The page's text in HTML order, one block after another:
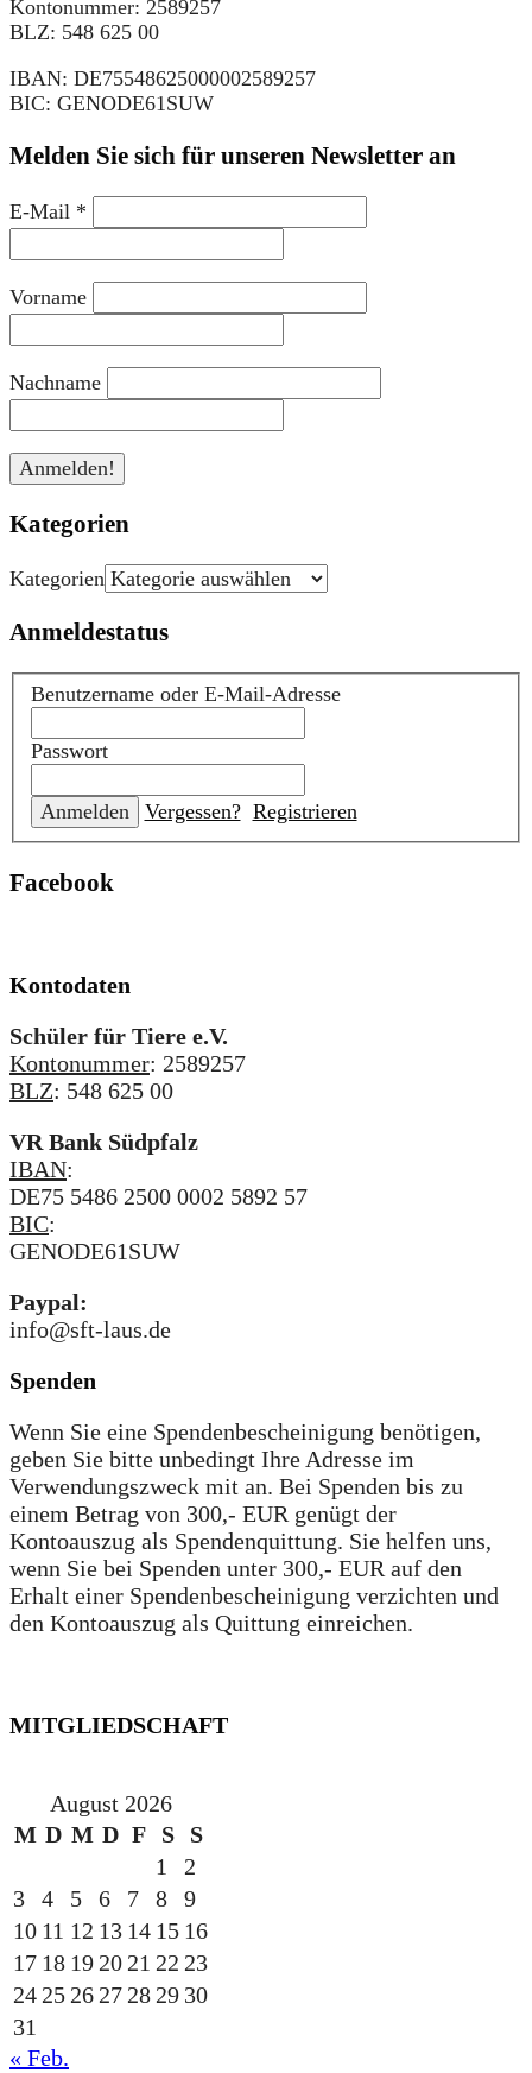
Kontonummer: 2589257
BLZ: 548 625 00
IBAN: DE75548625000002589257
BIC: GENODE61SUW
Melden Sie sich für unseren Newsletter an
E-Mail *
Vorname
Nachname
Kategorien
Kategorien
Anmeldestatus
Benutzername oder E-Mail-Adresse
Passwort
Vergessen? Registrieren
Facebook
Kontodaten
Schüler für Tiere e.V.
Kontonummer: 2589257
BLZ: 548 625 00
VR Bank Südpfalz
IBAN:
DE75 5486 2500 0002 5892 57
BIC:
GENODE61SUW
Paypal:
info@sft-laus.de
Spenden
Wenn Sie eine Spendenbescheinigung benötigen,
geben Sie bitte unbedingt Ihre Adresse im
Verwendungszweck mit an. Bei Spenden bis zu
einem Betrag von 300,- EUR genügt der
Kontoauszug als Spendenquittung. Sie helfen uns,
wenn Sie bei Spenden unter 300,- EUR auf den
Erhalt einer Spendenbescheinigung verzichten und
den Kontoauszug als Quittung einreichen.
MITGLIEDSCHAFT
August 2026
M D M D F S
S
1
2
3
4 5 6 7 8
9
10 11 12 13 14 15 16
17 18 192021 22 23
242526272829 30
31
« Feb.